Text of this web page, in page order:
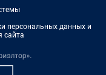
персональных данных и
сайта